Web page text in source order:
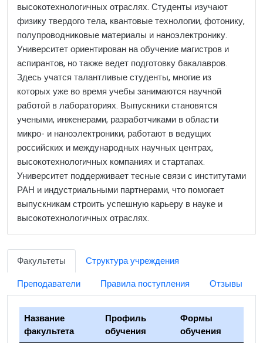
высокотехнологичных отраслях. Студенты изучают
физику твердого тела, квантовые технологии, фотонику,
полупроводниковые материалы и наноэлектронику.
Университет ориентирован на обучение магистров и
аспирантов, но также ведет подготовку бакалавров.
Здесь учатся талантливые студенты, многие из
которых уже во время учебы занимаются научной
работой в лабораториях. Выпускники становятся
учеными, инженерами, разработчиками в области
микро- и наноэлектроники, работают в ведущих
российских и международных научных центрах,
высокотехнологичных компаниях и стартапах.
Университет поддерживает тесные связи с институтами
РАН и индустриальными партнерами, что помогает
выпускникам строить успешную карьеру в науке и
высокотехнологичных отраслях.
Факультеты
Структура учреждения
Преподаватели
Правила поступления Отзывы
Название
факультета
Профиль
обучения
Формы
обучения